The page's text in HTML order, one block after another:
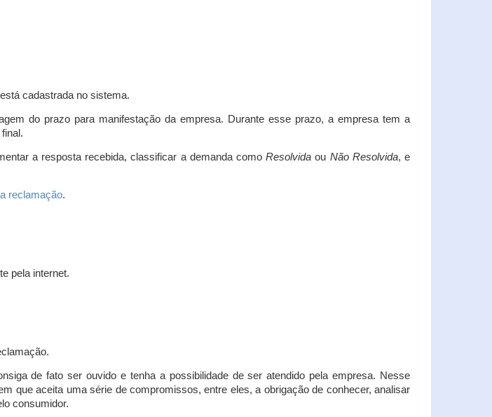
cadastrada no sistema.
do prazo para manifestação da empresa. Durante esse prazo, a empresa tem a
a resposta recebida, classificar a demanda comoResolvida ou Não Resolvida, e
reclamação.
pela internet.
de fato ser ouvido e tenha a possibilidade de ser atendido pela empresa. Nesse
que aceita uma série de compromissos, entre eles, a obrigação de conhecer, analisar
consumidor.